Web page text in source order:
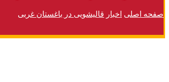
صفحه اصلی اخبار قالیشویی در باغستان غربی